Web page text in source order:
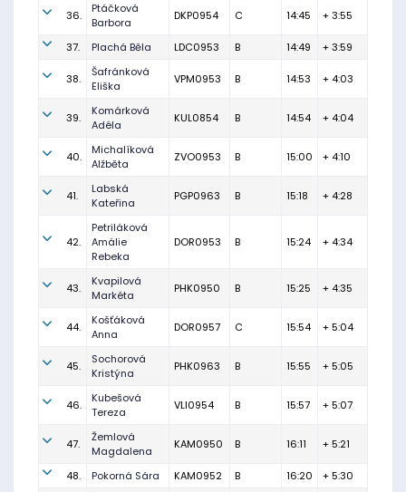
36.
Ptáčková
Barbora
DKP0954 C 14:45 + 3:55
37. Plachá Běla LDC0953 B 14:49 + 3:59
38.
Šafránková
Eliška
VPM0953 B 14:53 + 4:03
39.
Komárková
Adéla
KUL0854 B 14:54 + 4:04
40.
Michalíková
Alžběta
ZVO0953 B 15:00 + 4:10
41.
Labská
Kateřina
PGP0963 B 15:18 + 4:28
42.
Petriláková
Amálie
Rebeka
DOR0953 B 15:24 + 4:34
43.
Kvapilová
Markéta
PHK0950 B 15:25 + 4:35
44.
Košťáková
Anna
DOR0957 C 15:54 + 5:04
45.
Sochorová
Kristýna
PHK0963 B 15:55 + 5:05
46.
Kubešová
Tereza
VLI0954 B 15:57 + 5:07
47.
Žemlová
Magdalena
KAM0950 B 16:11 + 5:21
48. Pokorná Sára KAM0952 B 16:20 + 5:30